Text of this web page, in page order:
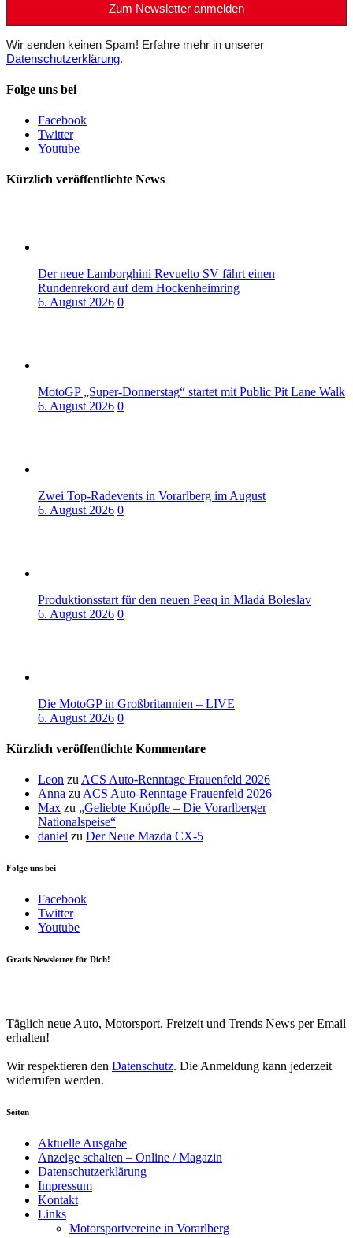
Wir senden keinen Spam! Erfahre mehr in unserer
Datenschutzerklärung.
Folge uns bei
Facebook
Twitter
Youtube
Kürzlich veröffentlichte News
Der neue Lamborghini Revuelto SV fährt einen
Rundenrekord auf dem Hockenheimring
6. August 2026 0
MotoGP „Super-Donnerstag“ startet mit Public Pit Lane Walk
6. August 2026 0
Zwei Top-Radevents in Vorarlberg im August
6. August 2026 0
Produktionsstart für den neuen Peaq in Mladá Boleslav
6. August 2026 0
Die MotoGP in Großbritannien – LIVE
6. August 2026 0
Kürzlich veröffentlichte Kommentare
Leon zu ACS Auto-Renntage Frauenfeld 2026
Anna zu ACS Auto-Renntage Frauenfeld 2026
Max zu „Geliebte Knöpfle – Die Vorarlberger
Nationalspeise“
daniel zu Der Neue Mazda CX-5
Folge uns bei
Facebook
Twitter
Youtube
Gratis Newsletter für Dich!
Täglich neue Auto, Motorsport, Freizeit und Trends News per Email
erhalten!
Wir respektieren den Datenschutz. Die Anmeldung kann jederzeit
widerrufen werden.
Seiten
Aktuelle Ausgabe
Anzeige schalten – Online / Magazin
Datenschutzerklärung
Impressum
Kontakt
Links
Motorsportvereine in Vorarlberg